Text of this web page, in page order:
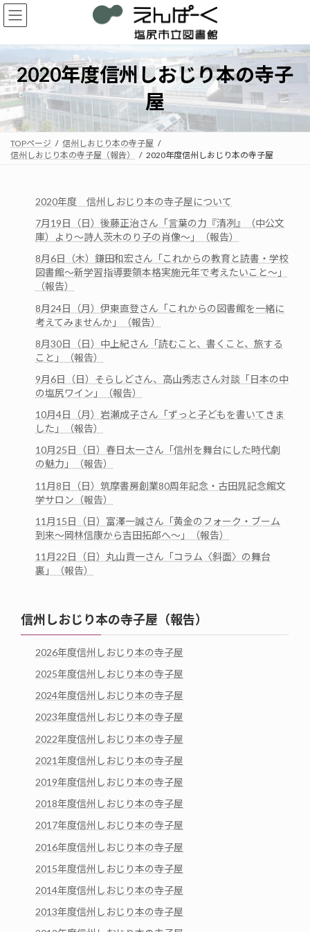
コ
ン
ン
ツ
へ
ス
キ
ッ
プ
ナ
ビ
ー
シ
ョ
ン
に
移
動
2020年度信州しおじり本の寺子
屋
TOPページ
信州しおじり本の寺子屋
信州しおじり本の寺子屋（報告）
2020年度信州しおじり本の寺子屋
2020年度 信州しおじり本の寺子屋について
7月19日（日）後藤正治さん「言葉の力『清冽』（中公文
庫）より～詩人茨木のり子の肖像～」（報告）
8月6日（木）鎌田和宏さん「これからの教育と読書・学校
図書館～新学習指導要領本格実施元年で考えたいこと～」
（報告）
8月24日（月）伊東直登さん「これからの図書館を一緒に
考えてみませんか」（報告）
8月30日（日）中上紀さん「読むこと、書くこと、旅する
こと」（報告）
9月6日（日）そらしどさん、高山秀志さん対談「日本の中
の塩尻ワイン」（報告）
10月4日（月）岩瀬成子さん「ずっと子どもを書いてきま
した」（報告）
10月25日（日）春日太一さん「信州を舞台にした時代劇
の魅力」（報告）
11月8日（日）筑摩書房創業80周年記念・古田晁記念館文
学サロン（報告）
11月15日（日）富澤一誠さん「黄金のフォーク・ブーム
到来～岡林信康から吉田拓郎へ～」（報告）
11月22日（日）丸山貢一さん「コラム〈斜面〉の舞台
裏」（報告）
信州しおじり本の寺子屋（報告）
2026年度信州しおじり本の寺子屋
2025年度信州しおじり本の寺子屋
2024年度信州しおじり本の寺子屋
2023年度信州しおじり本の寺子屋
2022年度信州しおじり本の寺子屋
2021年度信州しおじり本の寺子屋
2019年度信州しおじり本の寺子屋
2018年度信州しおじり本の寺子屋
2017年度信州しおじり本の寺子屋
2016年度信州しおじり本の寺子屋
2015年度信州しおじり本の寺子屋
2014年度信州しおじり本の寺子屋
2013年度信州しおじり本の寺子屋